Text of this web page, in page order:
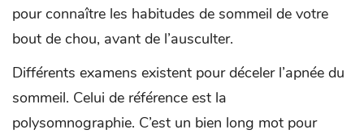
pour connaître les habitudes de sommeil de votre
bout de chou, avant de l’ausculter.
Différents examens existent pour déceler l’apnée du
sommeil. Celui de référence est la
polysomnographie. C’est un bien long mot pour